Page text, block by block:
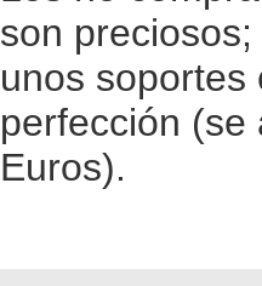
son
unos soportes
perfección (se
Euros).